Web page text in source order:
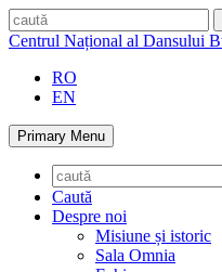
Skip
to
caută
Centrul Național al Dansului
RO
EN
Primary Menu
Caută
Despre noi
Misiune și istoric
Sala Omnia